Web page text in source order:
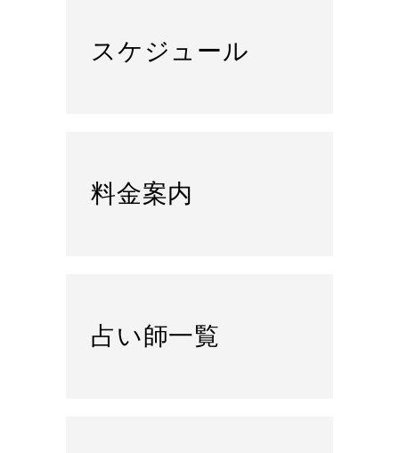
スケジュール
料金案内
占い師一覧